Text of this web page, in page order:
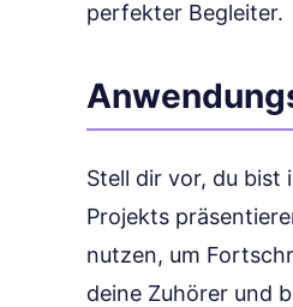
perfekter Begleiter.
Stell dir vor, du bist
Projekts
nutzen, um
deine Zuhörer und